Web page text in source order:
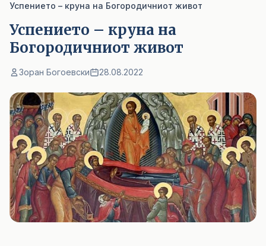
Успението – круна на Богородичниот живот
Успението – круна на
Богородичниот живот
Зоран Богоевски 28.08.2022